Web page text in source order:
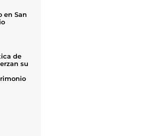
en San
de
su